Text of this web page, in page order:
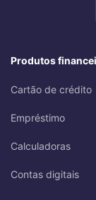
Produtos
Cartão de crédito
Empréstimo
Calculadoras
Contas digitais